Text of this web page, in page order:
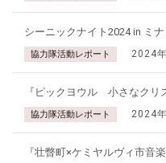
シーニックナイト2024 in ミ
協力隊活動レポート 2024
『ピックヨウル 小さなクリ
協力隊活動レポート 2024
『壮瞥町×ケミヤルヴィ市音